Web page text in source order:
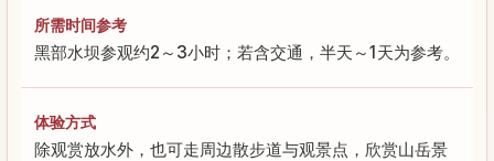
所需时间参考
黑部水坝参观约2～3小时；若含交通，半天～1天为参考。
体验方式
除观赏放水外，也可走周边散步道与观景点，欣赏山岳景